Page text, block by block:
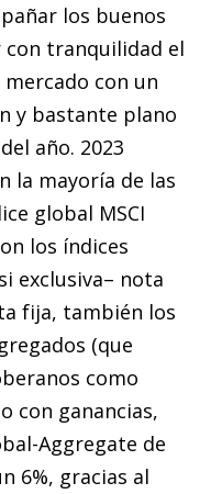
los buenos
tranquilidad el
con un
y bastante plano
año. 2023
la mayoría de las
global MSCI
los índices
exclusiva– nota
fija, también los
(que
como
con ganancias,
Aggregate de
6%, gracias al